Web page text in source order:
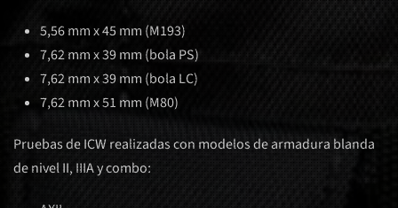
5,56 mm x 45 mm (M193)
7,62 mm x 39 mm (bola PS)
7,62 mm x 39 mm (bola LC)
7,62 mm x 51 mm (M80)
Pruebas de ICW realizadas con modelos de armadura blanda
de nivel II, IIIA y combo: